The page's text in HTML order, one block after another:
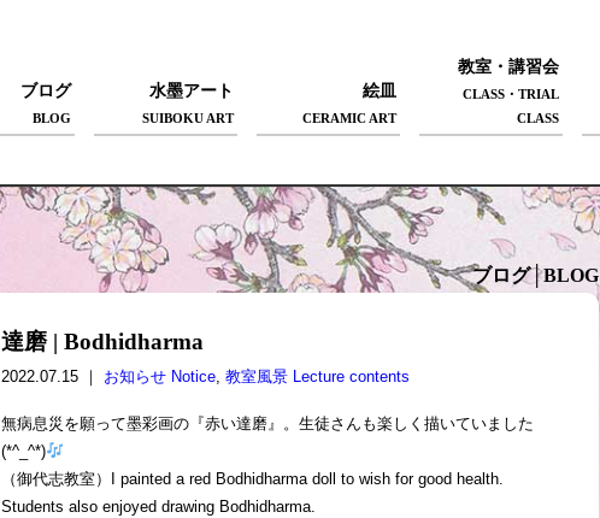
ブログ
BLOG
水墨アート
SUIBOKU ART
絵皿
CERAMIC ART
教室・講習会
CLASS・TRIAL
CLASS
ブログ│BLOG
達磨 | Bodhidharma
2022.07.15 ｜ お知らせ Notice,教室風景 Lecture contents
無病息災を願って墨彩画の『赤い達磨』。生徒さんも楽しく描いていました
(*^_^*)
（御代志教室）
I painted a red Bodhidharmadoll to wish for good health.
Students also enjoyed drawing Bodhidharma.